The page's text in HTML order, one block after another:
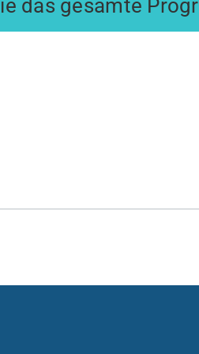
das gesamte